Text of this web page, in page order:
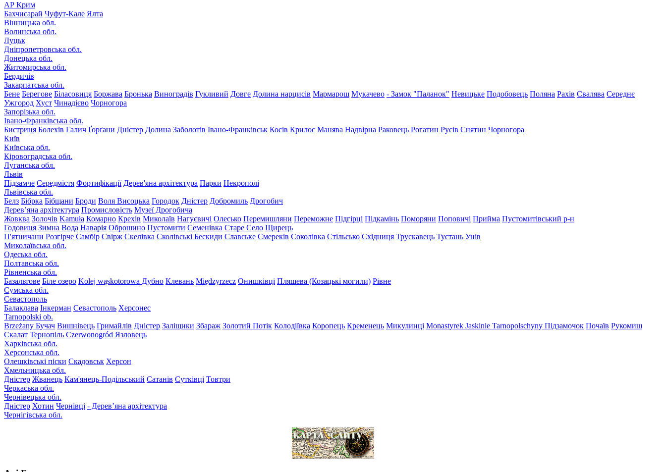
АР Крим
Бахчисарай Чуфут-Кале Ялта
Вінницька обл.
Волинська обл.
Луцьк
Дніпропетровська обл.
Донецька обл.
Житомирська обл.
Бердичів
Закарпатська обл.
Бене Берегове Біласовиця Боржава Бронька Виноградів Гукливий Довге Долина нарцисів Мармарош Мукачево - Замок "Паланок" Невицьке Подобовець Поляна Рахів Свалява Середнє
Ужгород Хуст Чинадієво Чорногора
Запорізька обл.
Івано-Франківська обл.
Бистриця Болехів Галич Ґорґани Дністер Долина Заболотів Івано-Франківськ Косів Крилос Манява Надвірна Раковець Рогатин Русів Снятин Чорногора
Київ
Київська обл.
Кіровоградська обл.
Луганська обл.
Львів
Підзамче Середмістя Фортифікації Дерев'яна архітектура Парки Некрополі
Львівська обл.
Белз Бібрка Бібщани Броди Воля Висоцька Городок Дністер Добромиль Дрогобич
Дерев’яна архітектура Промисловість Музеї Дрогобича
Жовква Золочів Kamuła Комарно Крехів Миколаїв Нагуєвичі Олесько Перемишляни Переможне Підгірці Підкамінь Поморяни Поповичі Прийма Пустомитівський р-н
Годовиця Зимна Вода Наварія Оброшино Пустомити Семенівка Старе Село Щирець
П'ятничани Розгірче Самбір Свірж Скелівка Сколівські Бескиди Славське Смереків Соколівка Стільсько Східниця Трускавець Тустань Унів
Миколаївська обл.
Одеська обл.
Полтавська обл.
Рівненська обл.
Базальтове Біле озеро Kolej wąskotorowa Дубно Клевань Międzyrzecz Онишківці Пляшева (Козацькі могили) Рівне
Сумська обл.
Севастополь
Балаклава Інкерман Севастополь Херсонес
Tarnopolski ob.
Brzeżany Бучач Вишнівець Гримайлів Дністер Заліщики Збараж Золотий Потік Колодіївка Коропець Кременець Микулинці Monastyrek Jaskinie Tarnopolschyny Підзамочок Почаїв Рукомиш
Скалат Тернопіль Czerwonogród Язловець
Харківська обл.
Херсонська обл.
Олешківські піски Скадовськ Херсон
Хмельницька обл.
Дністер Жванець Кам'янець-Подільський Сатанів Сутківці Товтри
Черкаська обл.
Чернівецька обл.
Дністер Хотин Чернівці - Дерев’яна архітектура
Чернігівська обл.